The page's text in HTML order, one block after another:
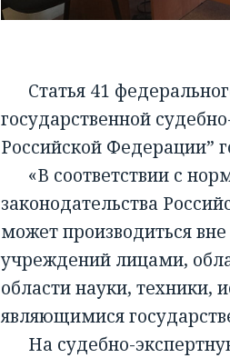
Статья 41
государственной
Российской Федерации”
«В соответствии с
законодательства
может производиться
учреждений лицами,
области науки, техники,
являющимися
На судебно-